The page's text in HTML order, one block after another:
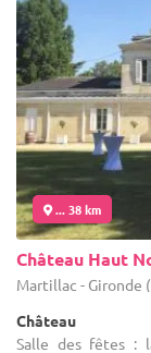
... 38 km
Château Haut
Martillac - Gironde
Château
Salle des fêtes :